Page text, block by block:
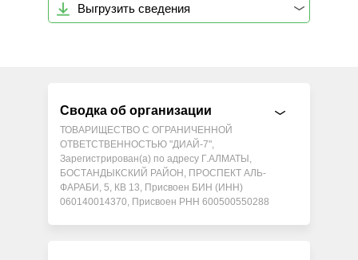
Выгрузить сведения
Сводка об организации
ТОВАРИЩЕСТВО С ОГРАНИЧЕННОЙ
ОТВЕТСТВЕННОСТЬЮ "ДИАЙ-7",
Зарегистрирован(а) по адресу Г.АЛМАТЫ,
БОСТАНДЫКСКИЙ РАЙОН, ПРОСПЕКТ АЛЬ-
ФАРАБИ, 5, КВ 13, Присвоен БИН (ИНН)
060140014370, Присвоен РНН 600500550288